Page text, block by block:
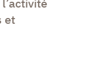
et